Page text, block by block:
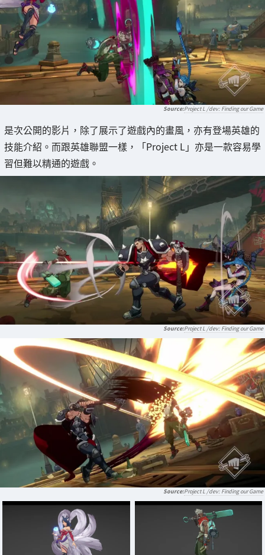
Project L /dev: Finding our Game
是次公開的影片，除了展示了遊戲內的畫風，亦有登場英雄的
技能介紹。而跟英雄聯盟一樣，「Project L」亦是一款容易學
習但難以精通的遊戲。
Project L /dev: Finding our Game
Project L /dev: Finding our Game